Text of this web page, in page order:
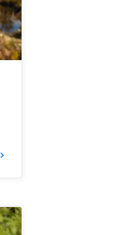
keyboard_arrow_right